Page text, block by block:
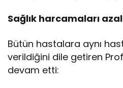
Sağlık harcamaları
Bütün hastalara aynı
verildiğini dile getiren
devam etti: